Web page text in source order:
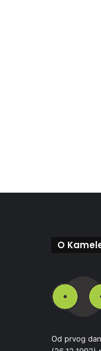
O
Od prvog